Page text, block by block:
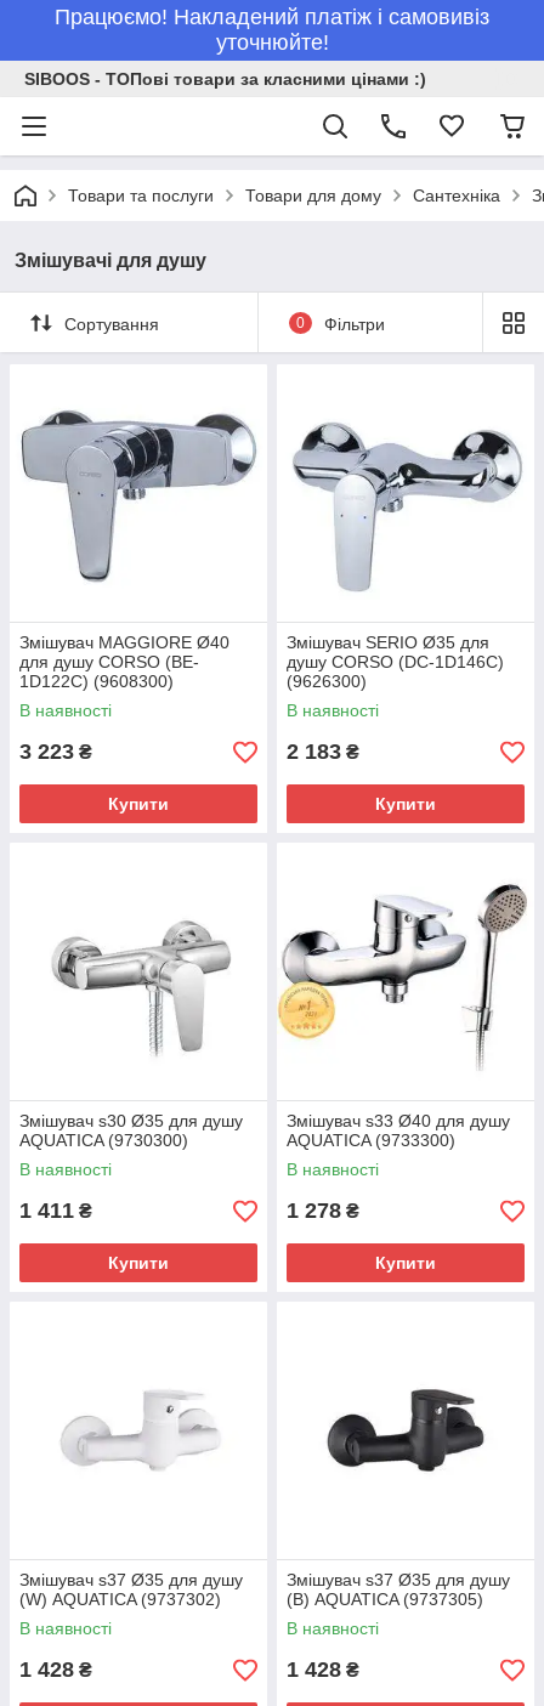
Працюємо! Накладений платіж і самовивіз
уточнюйте!
SIBOOS - ТОПові товари за класними цінами :)
Товари та послуги Товари для дому Сантехніка
Змішувачі для душу
Сортування 0 Фільтри
Змішувач MAGGIORE Ø40
для душу CORSO (BE-
1D122C) (9608300)
В наявності
3 223 ₴
Купити
Змішувач SERIO Ø35 для
душу CORSO (DC-1D146C)
(9626300)
В наявності
2 183 ₴
Купити
Змішувач s30 Ø35 для душу
AQUATICA (9730300)
В наявності
1 411 ₴
Купити
Змішувач s33 Ø40 для душу
AQUATICA (9733300)
В наявності
1 278 ₴
Купити
Змішувач s37 Ø35 для душу
(W) AQUATICA (9737302)
В наявності
1 428 ₴
Змішувач s37 Ø35 для душу
(B) AQUATICA (9737305)
В наявності
1 428 ₴